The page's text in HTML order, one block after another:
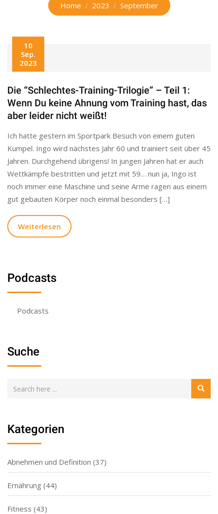
Home 2023 September
10
Sep.
2023
Die “Schlechtes-Training-Trilogie” – Teil 1:
Wenn Du keine Ahnung vom Training hast, das
aber leider nicht weißt!
Ich hatte gestern im Sportpark Besuch von einem guten
Kumpel. Ingo wird nächstes Jahr 60 und trainiert seit über 45
Jahren. Durchgehend übrigens! In jungen Jahren hat er auch
Wettkämpfe bestritten und jetzt mit 59… nun ja, Ingo ist
noch immer eine Maschine und seine Arme ragen aus einem
gut gebauten Körper noch einmal besonders […]
Weiterlesen
Podcasts
Podcasts
Suche
Kategorien
Abnehmen und Definition (37)
Ernährung (44)
Fitness (43)